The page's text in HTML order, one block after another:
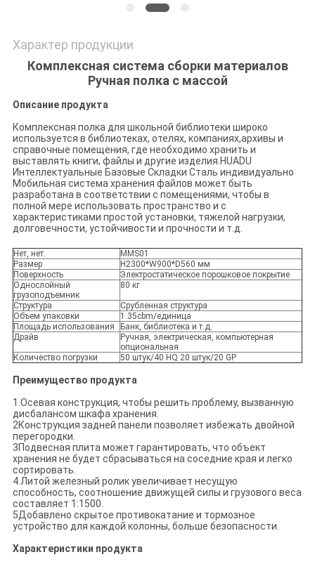
Характер продукции
Комплексная система сборки материалов
Ручная полка с массой
Описание продукта
Комплексная полка для школьной библиотеки широко
используется в библиотеках, отелях, компаниях,архивы и
справочные помещения, где необходимо хранить и
выставлять книги, файлы и другие изделия.HUADU
Интеллектуальные Базовые Складки Сталь индивидуально
Мобильная система хранения файлов может быть
разработана в соответствии с помещениями, чтобы в
полной мере использовать пространство и с
характеристиками простой установки, тяжелой нагрузки,
долговечности, устойчивости и прочности и т.д.
Нет, нет.
MMS01
Размер
H2300*W900*D560 мм
Поверхность
Электростатическое порошковое покрытие
Однослойный
грузоподъемник
80 кг
Структура
Срубленная структура
Объем упаковки
1.35cbm/единица
Площадь использования
Банк, библиотека и т.д.
Драйв
Ручная, электрическая, компьютерная
опциональная
Количество погрузки
50 штук/40 HQ 20 штук/20 GP
Преимущество продукта
1.Осевая конструкция, чтобы решить проблему, вызванную
дисбалансом шкафа хранения.
2Конструкция задней панели позволяет избежать двойной
перегородки.
3Подвесная плита может гарантировать, что объект
хранения не будет сбрасываться на соседние края и легко
сортировать.
4.Литой железный ролик увеличивает несущую
способность, соотношение движущей силы и грузового веса
составляет 1:1500.
5Добавлено скрытое противокатание и тормозное
устройство для каждой колонны, больше безопасности.
Характеристики продукта